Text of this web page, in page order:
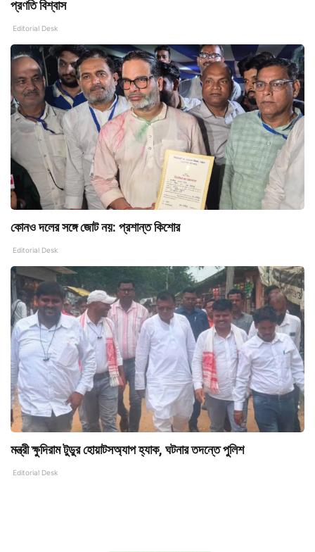
প্রণতি বিশ্বাস
Editorial Desk
কোনও দলের সঙ্গে জোট নয়: প্রশান্ত কিশোর
Editorial Desk
মন্ত্রী ক্ষুদিরাম টুডুর হোয়াটসঅ্যাপ হ্যাক, ঘটনার তদন্তে পুলিশ
Editorial Desk